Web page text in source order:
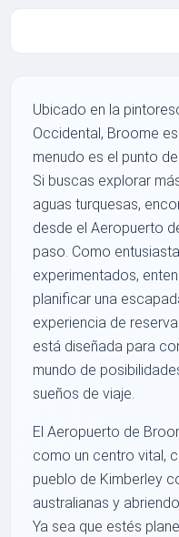
Ubicado en la
Occidental, Broome
menudo es el punto
Si buscas explorar
aguas turquesas,
desde el Aeropuerto
paso. Como
experimentados,
planificar una
experiencia de
está diseñada para
mundo de
sueños de viaje.
El Aeropuerto de
como un centro vital,
pueblo de Kimberley
australianas y
Ya sea que estés